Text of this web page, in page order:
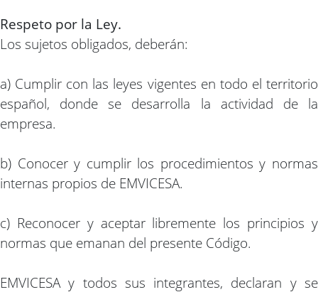
Respeto por la Ley.
Los sujetos obligados, deberán:
a) Cumplir con las leyes vigentes en todo el territorio
español, donde se desarrolla la actividad de la
empresa.
b) Conocer y cumplir los procedimientos y normas
internas propios de EMVICESA.
c) Reconocer y aceptar libremente los principios y
normas que emanan del presente Código.
EMVICESA y todos sus integrantes, declaran y se